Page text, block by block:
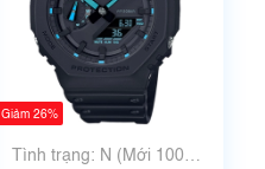
Giảm 26%
Tình trạng: N (Mới 100%